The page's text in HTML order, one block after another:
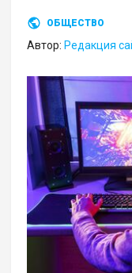
ОБЩЕСТВО
Автор: Редакция